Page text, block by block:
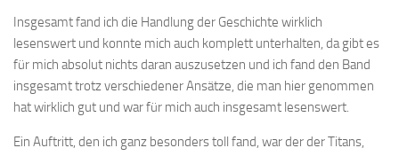
Insgesamt fand ich die Handlung der Geschichte wirklich
lesenswert und konnte mich auch komplett unterhalten, da gibt es
für mich absolut nichts daran auszusetzen und ich fand den Band
insgesamt trotz verschiedener Ansätze, die man hier genommen
hat wirklich gut und war für mich auch insgesamt lesenswert.
Ein Auftritt, den ich ganz besonders toll fand, war der der Titans,